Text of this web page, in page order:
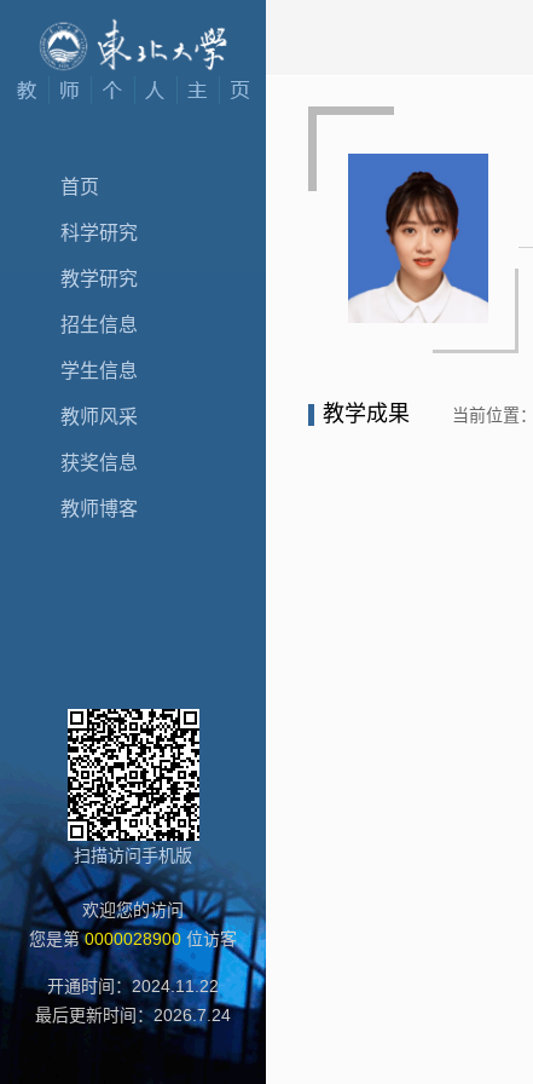
首页
科学研究
教学研究
招生信息
学生信息
教师风采
获奖信息
教师博客
扫描访问手机版
欢迎您的访问
您是第0000028900 位访客
开通时间：2024.11.22
最后更新时间：2026.7.24
教学成果 当前位置：